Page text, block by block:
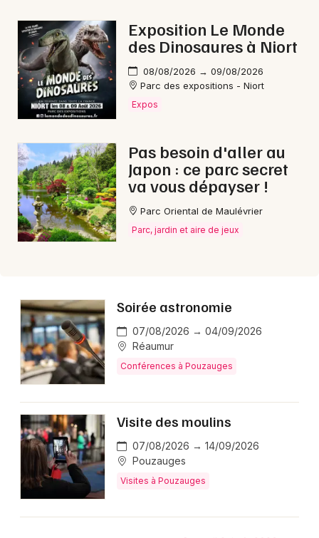
Aujourd'hui en Vendée
Aujourd'hui dans les Pays de la Loire
Newsletter des sorties
Artistes en tournée
Actus à Pouzauges
85 - Vendée
Choisir mes départements
Mon email
Je m'abonne
Exposition Le Monde
des Dinosaures à Niort
08/08/2026 → 09/08/2026
Parc des expositions - Niort
Expos
Pas besoin d'aller au
Japon : ce parc secret
va vous dépayser !
Parc Oriental de Maulévrier
Parc, jardin et aire de jeux
Soirée astronomie
07/08/2026 → 04/09/2026
Réaumur
Conférences à Pouzauges
Visite des moulins
07/08/2026 → 14/09/2026
Pouzauges
Visites à Pouzauges